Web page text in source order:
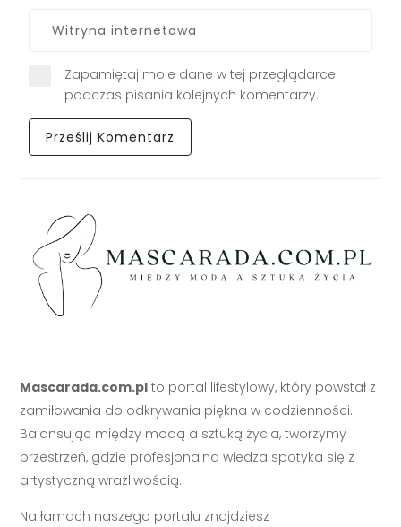
Zapamiętaj moje dane w tej przeglądarce
podczas pisania kolejnych komentarzy.
Mascarada.com.pl to portal lifestylowy, który powstał z
zamiłowania do odkrywania piękna w codzienności.
Balansując między modą a sztuką życia, tworzymy
przestrzeń, gdzie profesjonalna wiedza spotyka się z
artystyczną wrażliwością.
Na łamach naszego portalu znajdziesz